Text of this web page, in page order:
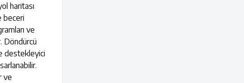
haritası
beceri
ve
Döndürcü
destekleyici
ve